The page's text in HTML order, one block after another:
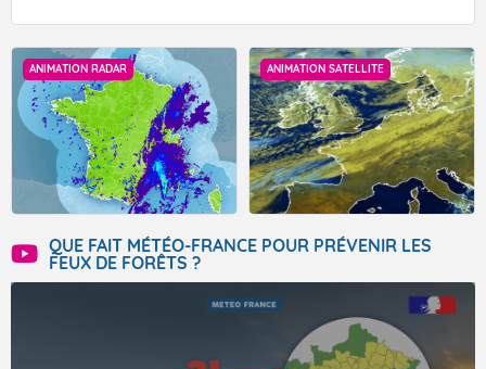
ANIMATION RADAR ANIMATION SATELLITE
QUE FAIT MÉTÉO-FRANCE POUR PRÉVENIR LES
FEUX DE FORÊTS ?